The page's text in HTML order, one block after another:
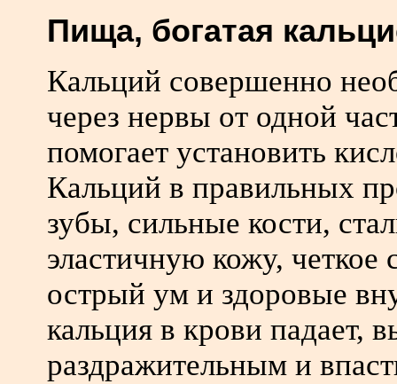
Пища, богатая
Кальций совершенно
через нервы от одной
помогает установить
Кальций в правильных
зубы, сильные кости,
эластичную кожу,
острый ум и здоровые
кальция в крови падает,
раздражительным и